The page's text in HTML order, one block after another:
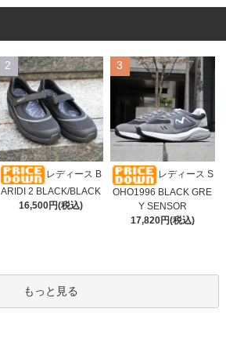
2
レディース B
ARIDI 2 BLACK/BLACK
16,500円(税込)
3
レディース S
OHO1996 BLACK GRE
Y SENSOR
17,820円(税込)
もっと見る